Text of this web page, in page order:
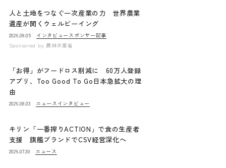
人と土地をつなぐ一次産業の力 世界農業
遺産が開くウェルビーイング
2026.08.05 インタビュー スポンサー記事
Sponsored by 農林水産省
「お得」がフードロス削減に 60万人登録
アプリ、Too Good To Go日本急拡大の理
由
2026.08.03 ニュース インタビュー
キリン「一番搾りACTION」で食の生産者
支援 旗艦ブランドでCSV経営深化へ
2026.07.30 ニュース